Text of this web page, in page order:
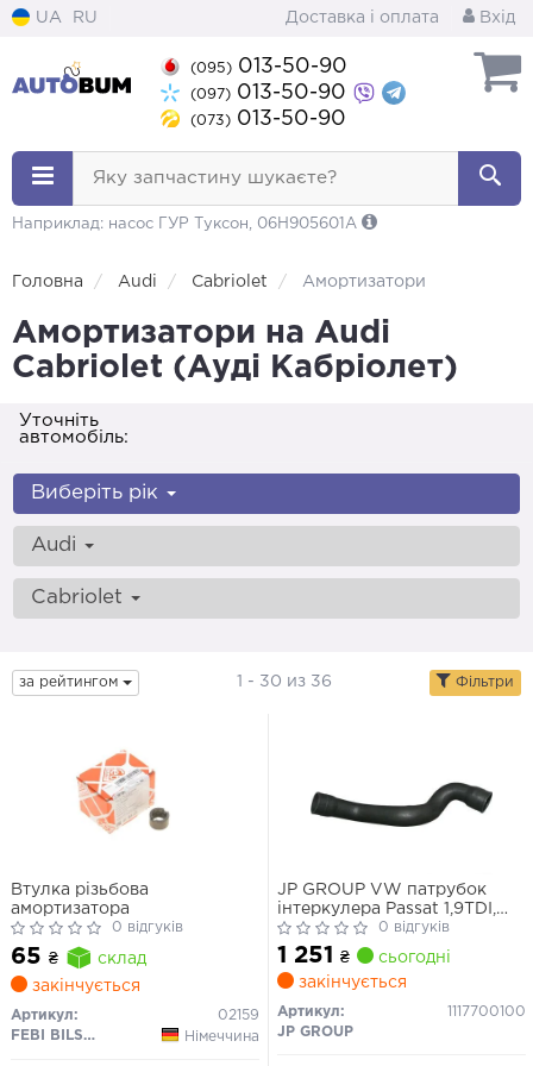
UA RU Доставка і оплата Вхід
(095) 013-50-90
(097) 013-50-90
(073) 013-50-90
Яку запчастину шукаєте?
Наприклад: насос ГУР Туксон, 06H905601A
Головна Audi Cabriolet Амортизатори
Амортизатори на Audi
Cabriolet (Ауді Кабріолет)
Уточніть
автомобіль:
Виберіть рік
Audi
Cabriolet
за рейтингом 1 - 30 из 36 Фільтри
Втулка різьбова
амортизатора
0 відгуків
65 ₴
склад
закінчується
Артикул:
02159
FEBI BILSTEIN
Німеччина
JP GROUP VW патрубок
інтеркулера Passat 1,9TDI,
AUDI A4/A60 відгуків
1 251 ₴
сьогодні
закінчується
Артикул:
1117700100
JP GROUP